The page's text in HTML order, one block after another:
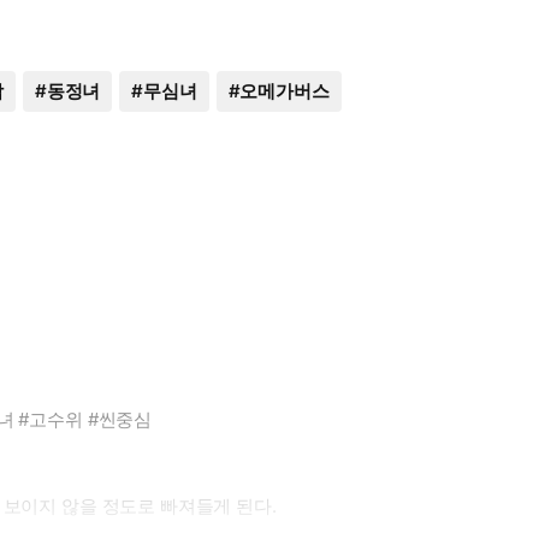
#동정녀 #무심녀 #오메가버스
#고수위 #씬중심
이지 않을 정도로 빠져들게 된다.